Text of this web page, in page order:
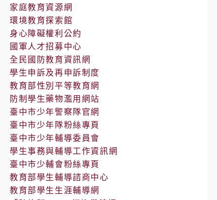
家庭教育資源網
環境教育探索館
身心障礙權利公約
國軍人才招募中心
全民國防教育資訊網
學生申訴及再申訴制度
教育部性別平等教育網
防制學生藥物濫用網站
臺中市少年警察隊官網
臺中市少年隊粉絲專頁
臺中市少年輔導委員會
學生事務與輔導工作資訊網
臺中市少輔會粉絲專頁
教育部學生輔導諮商中心
教育部學生生涯輔導網